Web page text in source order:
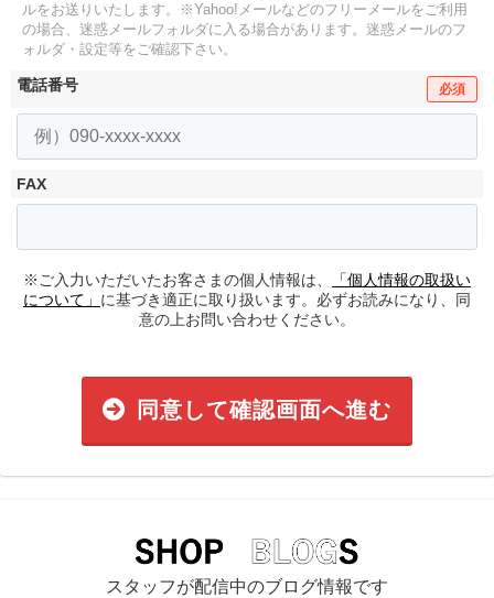
ルをお送りいたします。
※Yahoo!メールなどのフリーメールをご利用
の場合、迷惑メールフォルダに入る場合があります。 迷惑メールのフ
ォルダ・設定等をご確認下さい。
電話番号 必須
FAX
※ご入力いただいたお客さまの個人情報は、
「個人情報の取扱い
について」 に基づき適正に取り扱います。必ずお読みになり、同
意の上お問い合わせください。
同意して確認画面へ進む
スタッフが配信中のブログ情報です